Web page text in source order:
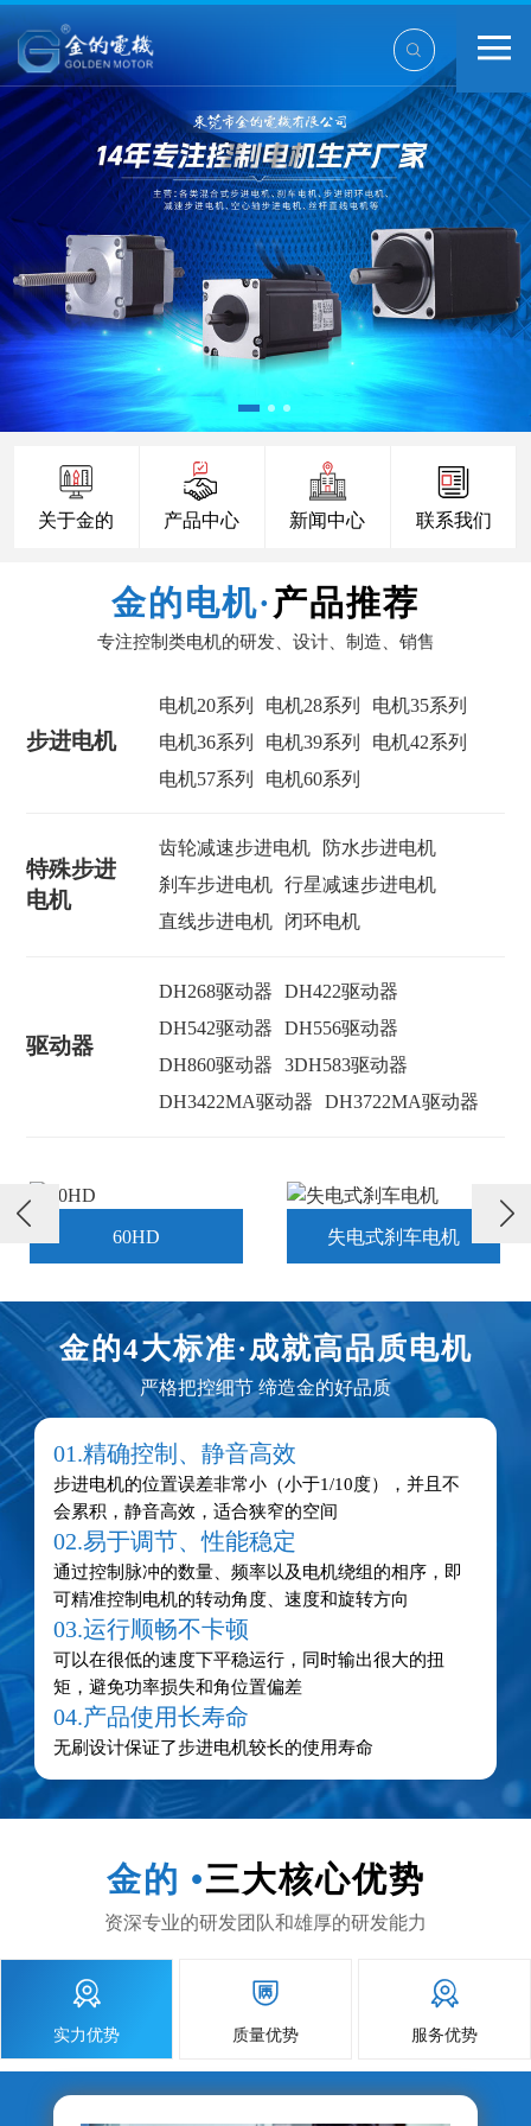
关于金的 产品中心 新闻中心 联系我们
金的电机·产品推荐
专注控制类电机的研发、设计、制造、销售
步进电机
电机20系列 电机28系列
电机35系列
电机36系列
电机39系列
电机42系列
电机57系列
电机60系列
特殊步进
电机
齿轮减速步进电机
防水步进电机
刹车步进电机 行星减速步进电机
直线步进电机
闭环电机
驱动器
DH268驱动器
DH422驱动器
DH542驱动器
DH556驱动器
DH860驱动器
3DH583驱动器
DH3422MA驱动器
DH3722MA驱动器
失电式刹车电机 闭环电机
金的4大标准·成就高品质电机
严格把控细节 缔造金的好品质
01.精确控制、静音高效
步进电机的位置误差非常小（小于1/10度），并且不
会累积，静音高效，适合狭窄的空间
02.易于调节、性能稳定
通过控制脉冲的数量、频率以及电机绕组的相序，即
可精准控制电机的转动角度、速度和旋转方向
03.运行顺畅不卡顿
可以在很低的速度下平稳运行，同时输出很大的扭
矩，避免功率损失和角位置偏差
04.产品使用长寿命
无刷设计保证了步进电机较长的使用寿命
金的 •三大核心优势
资深专业的研发团队和雄厚的研发能力

实力优势

质量优势

服务优势